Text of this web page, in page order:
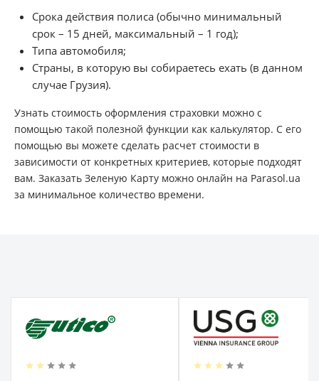
Срока действия полиса (обычно минимальный
срок – 15 дней, максимальный – 1 год);
Типа автомобиля;
Страны, в которую вы собираетесь ехать (в данном
случае Грузия).
Узнать стоимость оформления страховки можно с
помощью такой полезной функции как калькулятор. С его
помощью вы можете сделать расчет стоимости в
зависимости от конкретных критериев, которые подходят
вам. Заказать Зеленую Карту можно онлайн на Parasol.ua
за минимальное количество времени.